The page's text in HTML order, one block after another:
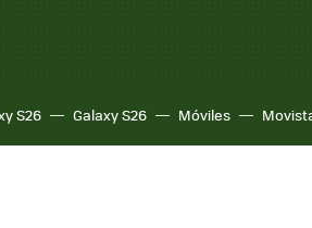
S26 Galaxy S26 Móviles